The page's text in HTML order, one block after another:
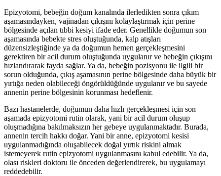
Epizyotomi, bebeğin doğum kanalında ilerledikten sonra çıkım
aşamasındayken, vajinadan çıkışını kolaylaştırmak için perine
bölgesinde açılan tıbbi kesiyi ifade eder. Genellikle doğumun son
aşamasında bebekte stres oluştuğunda, kalp atışları
düzensizleştiğinde ya da doğumun hemen gerçekleşmesini
gerektiren bir acil durum oluştuğunda uygulanır ve bebeğin çıkışını
hızlandırarak fayda sağlar. Ya da, bebeğin pozisyonu ile ilgili bir
sorun olduğunda, çıkış aşamasının perine bölgesinde daha büyük bir
yırtığa neden olabileceği öngörüldüğünde uygulanır ve bu sayede
annenin perine bölgesinin korunması hedeflenir.
Bazı hastanelerde, doğumun daha hızlı gerçekleşmesi için son
aşamada epizyotomi rutin olarak, yani bir acil durum oluşup
oluşmadığına bakılmaksızın her gebeye uygulanmaktadır. Burada,
annenin tercih hakkı doğar. Yani bir anne, epizyotomi kesisi
uygulanmadığında oluşabilecek doğal yırtık riskini almak
istemeyerek rutin epizyotomi uygulanmasını kabul edebilir. Ya da,
olası riskleri doktoru ile önceden değerlendirerek, bu uygulamayı
reddedebilir.